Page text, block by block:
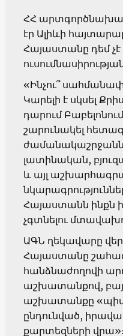
ՀՀ
էր Ալիևի
Հայաստանը դեմ
«Ինչու՞
Կարելի է սկսել
դարում
շարունակել
լատինական,
և այլ
Հայաստանն ինքն
չգտնելու
ԱԳՆ ղեկավարը
Հայաստանը
հանձնաժողովի
աշխատանքով,
աշխատանքը
ընդունված,
քարտեզների